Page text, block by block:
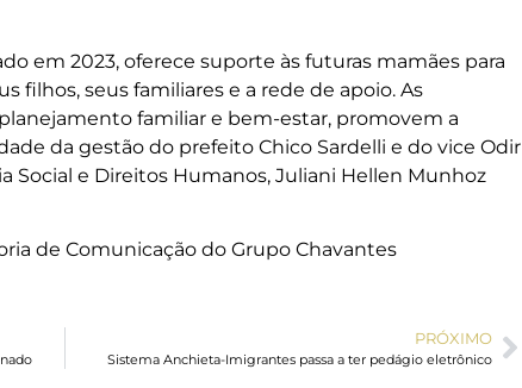
em 2023, oferece suporte às futuras mamães para
filhos, seus familiares e a rede de apoio. As
familiar e bem-estar, promovem a
da gestão do prefeito Chico Sardelli e do vice Odir
Social e Direitos Humanos, Juliani Hellen Munhoz
de Comunicação do Grupo Chavantes
PRÓXIMO
Sistema Anchieta-Imigrantes passa a ter pedágio eletrônico